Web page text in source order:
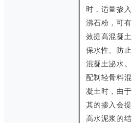
时，适量掺入
沸石粉，可有
效提高混凝土
保水性、防止
混凝土泌水。
配制轻骨料混
凝土时，由于
其的掺入会提
高水泥浆的结